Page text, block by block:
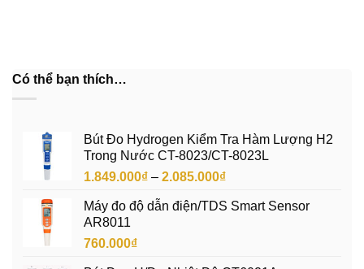
Có thể bạn thích…
Bút Đo Hydrogen Kiểm Tra Hàm Lượng H2
Trong Nước CT-8023/CT-8023L
1.849.000₫ – 2.085.000₫Khoảng
từ
Máy đo độ dẫn điện/TDS Smart Sensor
AR8011
760.000₫